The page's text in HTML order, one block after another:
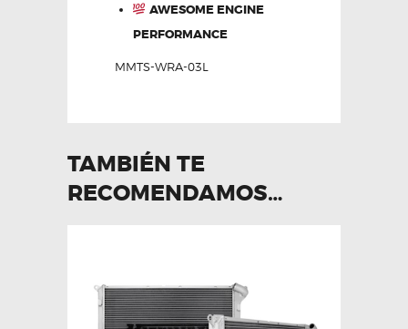
AWESOME ENGINE
PERFORMANCE
MMTS-WRA-03L
TAMBIÉN TE
RECOMENDAMOS…